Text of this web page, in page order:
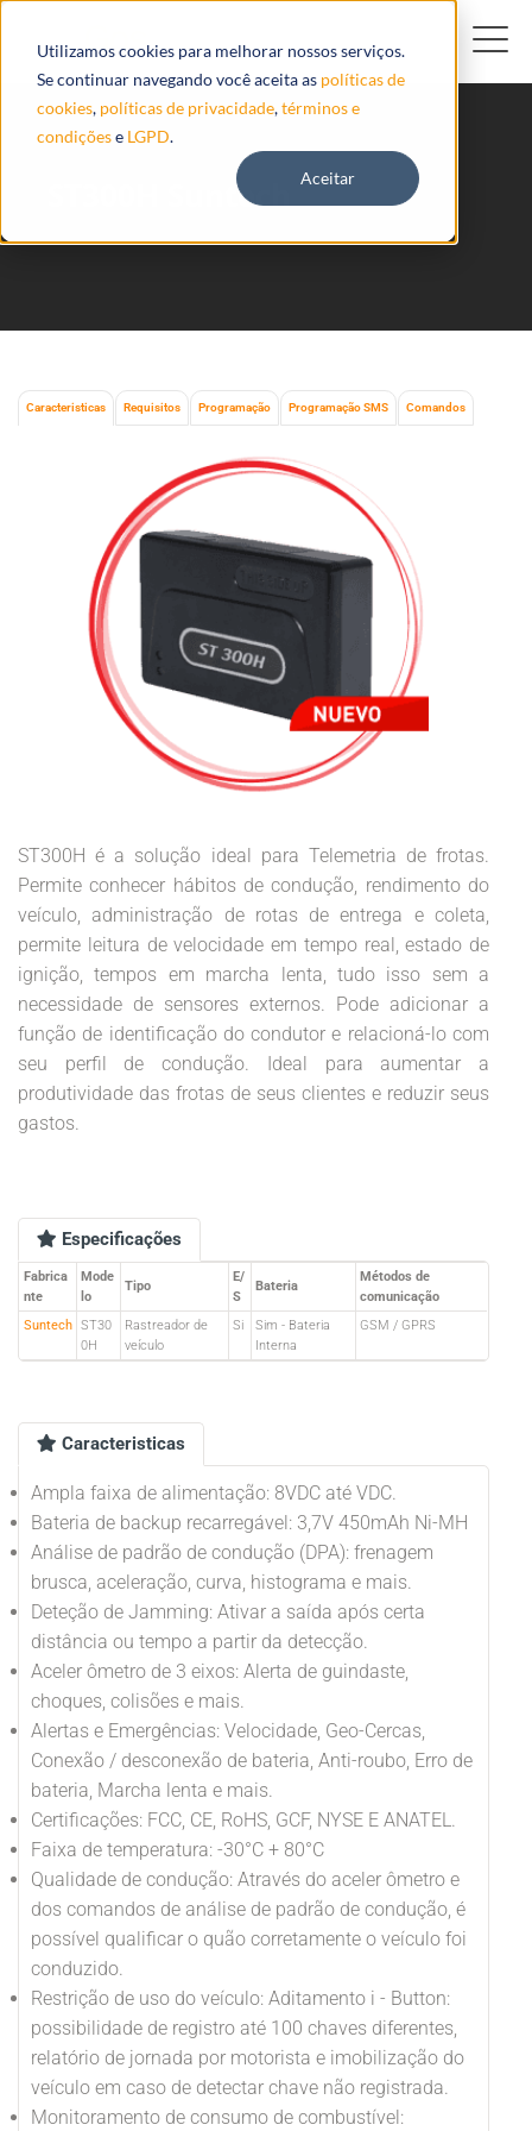
Utilizamos cookies para melhorar nossos serviços.
Se continuar navegando você aceita as políticas de
cookies, políticas de privacidade,términos e
condiçõese LGPD.
Aceitar
ST300H Suntech
Caracteristicas Requisitos Programação Programação SMS Comandos
ST300H é a solução ideal para Telemetria de frotas.
Permite conhecer hábitos de condução, rendimento do
veículo, administração de rotas de entrega e coleta,
permite leitura de velocidade em tempo real, estado de
ignição, tempos em marcha lenta, tudo isso sem a
necessidade de sensores externos. Pode adicionar a
função de identificação do condutor e relacioná-lo com
seu perfil de condução. Ideal para aumentar a
produtividade das frotas de seus clientes e reduzir seus
gastos.
Especificações
Fabrica
nte
Mode
lo
Tipo
E/
S
Bateria
Métodos de
comunicação
Suntech ST30
0H
Rastreador de
veículo
Si
Sim - Bateria
Interna
GSM / GPRS
Caracteristicas
Ampla faixa de alimentação: 8VDC até VDC.
Bateria de backup recarregável: 3,7V 450mAh Ni-MH
Análise de padrão de condução (DPA): frenagem
brusca, aceleração, curva, histograma e mais.
Deteção de Jamming: Ativar a saída após certa
distância ou tempo a partir da detecção.
Aceler ômetro de 3 eixos: Alerta de guindaste,
choques, colisões e mais.
Alertas e Emergências: Velocidade, Geo-Cercas,
Conexão / desconexão de bateria, Anti-roubo, Erro de
bateria, Marcha lenta e mais.
Certificações: FCC, CE, RoHS, GCF, NYSE E ANATEL.
Faixa de temperatura: -30°C + 80°C
Qualidade de condução: Através do aceler ômetro e
dos comandos de análise de padrão de condução, é
possível qualificar o quão corretamente o veículo foi
conduzido.
Restrição de uso do veículo: Aditamento i - Button:
possibilidade de registro até 100 chaves diferentes,
relatório de jornada por motorista e imobilização do
veículo em caso de detectar chave não registrada.
Monitoramento de consumo de combustível: